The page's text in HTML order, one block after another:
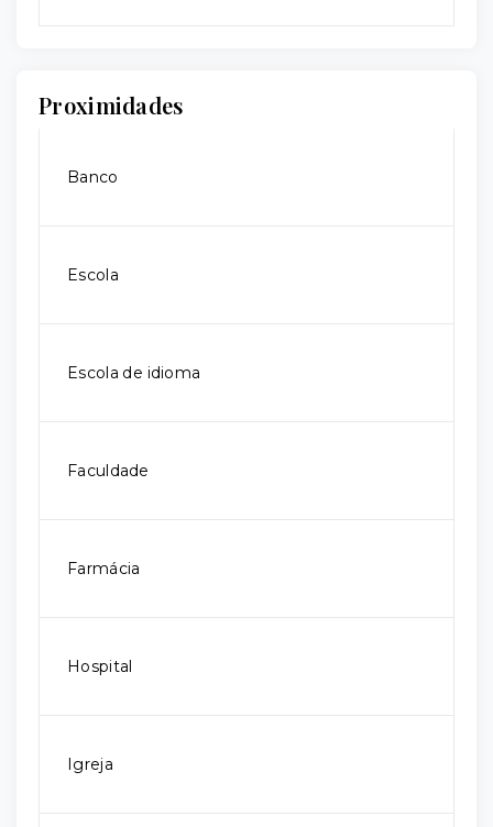
Proximidades
Banco
Escola
Escola de idioma
Faculdade
Farmácia
Hospital
Igreja